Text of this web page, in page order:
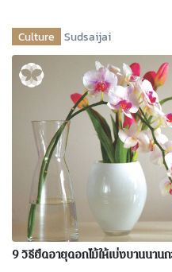
Culture Sudsaijai
9 วิธียืดอายุดอกไม้ให้เบ่งบานนาน